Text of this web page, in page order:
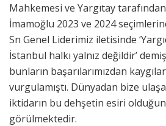
Mahkemesi ve Yargıtay
İmamoğlu 2023 ve 2024
Sn Genel Liderimiz iletisinde
İstanbul halkı yalnız değildir’
bunların başarılarımızdan
vurgulamıştı. Dünyadan bize
iktidarın bu dehşetin esiri
görülmektedir.